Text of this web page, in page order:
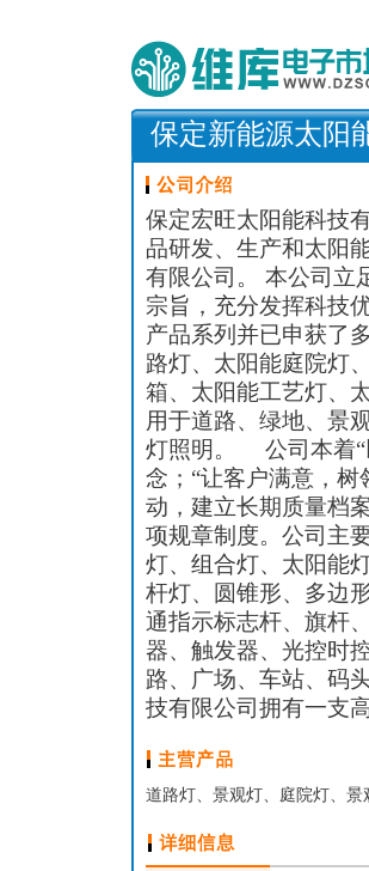
保定新能源太阳
保定宏旺太阳能科技
品研发、生产和太阳
有限公司。 本公司立
宗旨，充分发挥科技
产品系列并已申获了
路灯、太阳能庭院灯
箱、太阳能工艺灯、
用于道路、绿地、景
灯照明。 公司本着“
念；“让客户满意，
动，建立长期质量档
项规章制度。公司主
灯、组合灯、太阳能
杆灯、圆锥形、多边
通指示标志杆、旗杆
器、触发器、光控时
路、广场、车站、码
技有限公司拥有一支
道路灯、景观灯、庭院灯、景